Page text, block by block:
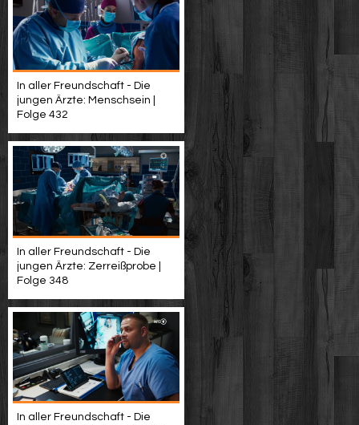
In aller Freundschaft - Die
jungen Ärzte: Menschsein |
Folge 432
In aller Freundschaft - Die
jungen Ärzte: Zerreißprobe |
Folge 348
In aller Freundschaft - Die